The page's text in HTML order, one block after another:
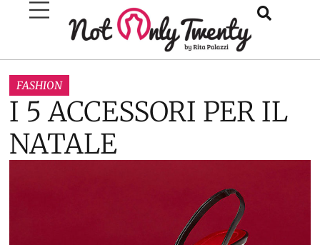
FASHION
I 5 ACCESSORI PER IL
NATALE